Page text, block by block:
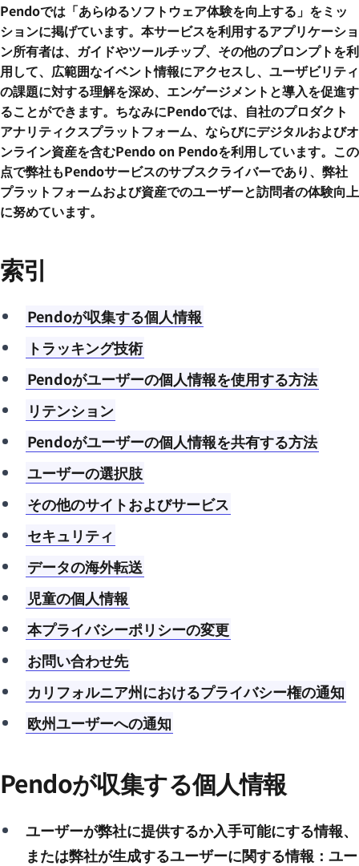
Pendoでは「あらゆるソフトウェア体験を向上する」をミッ
ションに掲げています。本サービスを利用するアプリケーショ
ン所有者は、ガイドやツールチップ、その他のプロンプトを利
用して、広範囲なイベント情報にアクセスし、ユーザビリティ
の課題に対する理解を深め、エンゲージメントと導入を促進す
ることができます。ちなみにPendoでは、自社のプロダクト
アナリティクスプラットフォーム、ならびにデジタルおよびオ
ンライン資産を含むPendo on Pendoを利用しています。この
点で弊社もPendoサービスのサブスクライバーであり、弊社
プラットフォームおよび資産でのユーザーと訪問者の体験向上
に努めています。
索引
Pendoが収集する個人情報
トラッキング技術
Pendoがユーザーの個人情報を使用する方法
リテンション
Pendoがユーザーの個人情報を共有する方法
ユーザーの選択肢
その他のサイトおよびサービス
セキュリティ
データの海外転送
児童の個人情報
本プライバシーポリシーの変更
お問い合わせ先
カリフォルニア州におけるプライバシー権の通知
欧州ユーザーへの通知
Pendoが収集する個人情報
ユーザーが弊社に提供するか入手可能にする情報、
または弊社が生成するユーザーに関する情報：ユー